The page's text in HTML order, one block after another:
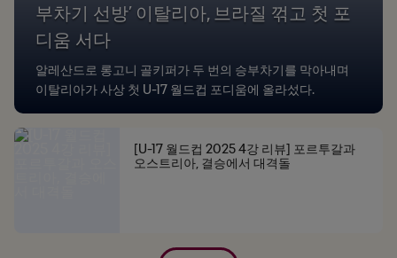
부차기 선방’ 이탈리아, 브라질 꺾고 첫 포
디움 서다
알레산드로 롱고니 골키퍼가 두 번의 승부차기를 막아내며
이탈리아가 사상 첫 U-17 월드컵 포디움에 올라섰다.
[U-17 월드컵 2025 4강 리뷰] 포르투갈과
오스트리아, 결승에서 대격돌